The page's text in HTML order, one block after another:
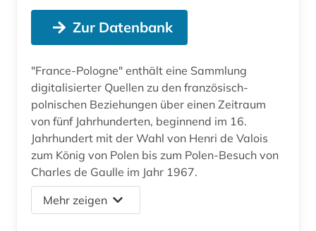
Zur Datenbank
"France-Pologne" enthält eine Sammlung
digitalisierter Quellen zu den französisch-
polnischen Beziehungen über einen Zeitraum
von fünf Jahrhunderten, beginnend im 16.
Jahrhundert mit der Wahl von Henri de Valois
zum König von Polen bis zum Polen-Besuch von
Charles de Gaulle im Jahr 1967.
Mehr zeigen